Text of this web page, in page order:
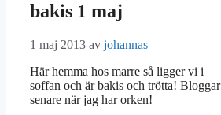
bakis 1 maj
1 maj 2013 av johannas
Här hemma hos marre så ligger vi i
soffan och är bakis och trötta! Bloggar
senare när jag har orken!